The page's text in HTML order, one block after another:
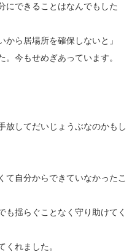
にできることはなんでもした
から居場所を確保しないと」
。今もせめぎあっています。
放してだいじょうぶなのかもし
て自分からできていなかったこ
も揺らぐことなく守り助けてく
くれました。